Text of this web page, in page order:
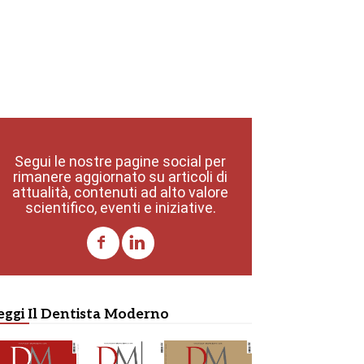
Segui le nostre pagine social per
rimanere aggiornato su articoli di
attualità, contenuti ad alto valore
scientifico, eventi e iniziative.
Il Dentista Moderno